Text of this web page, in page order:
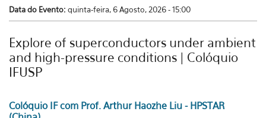
Data do Evento: quinta-feira, 6 Agosto, 2026 - 15:00
Explore of superconductors under ambient
and high-pressure conditions | Colóquio
IFUSP
Colóquio IF com Prof. Arthur Haozhe Liu - HPSTAR